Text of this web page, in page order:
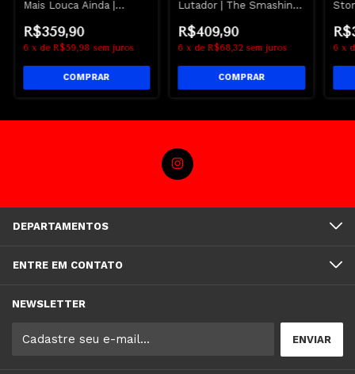
Mais Louca Ainda |
Lohan - Disney
R$359,90
6 x de R$59,98 sem juros
Lutador | The Smashing
Dwayne Johnson
R$409,90
6 x de R$68,32 sem juros 6 x
DEPARTAMENTOS
ENTRE EM CONTATO
NEWSLETTER